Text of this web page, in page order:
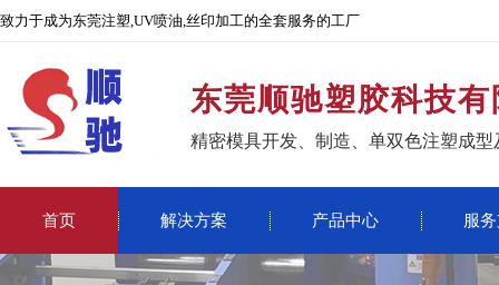
致力于成为东莞注塑,UV喷油,丝印加工的全套服务的工厂
东莞顺驰塑胶科技
精密模具开发、制造、单双色注塑成
首页 解决方案 产品中心 服